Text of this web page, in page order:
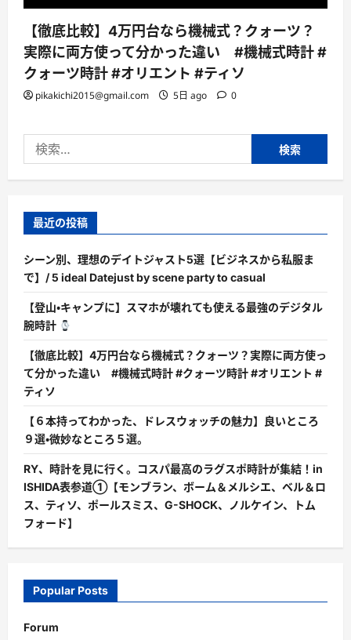
【徹底比較】4万円台なら機械式？クォーツ？
実際に両方使って分かった違い #機械式時計 #
クォーツ時計 #オリエント #ティソ
pikakichi2015@gmail.com 5日 ago 0
索:
最近の投稿
シーン別、理想のデイトジャスト5選【ビジネスから私服ま
で】/ 5 ideal Datejust by scene party to casual
【登山・キャンプに】スマホが壊れても使える最強のデジタル
腕時計
【徹底比較】4万円台なら機械式？クォーツ？実際に両方使っ
て分かった違い #機械式時計 #クォーツ時計 #オリエント #
ティソ
【６本持ってわかった、ドレスウォッチの魅力】良いところ
９選・微妙なところ５選。
RY、時計を見に行く。コスパ最高のラグスポ時計が集結！in
ISHIDA表参道①【モンブラン、ボーム＆メルシエ、ベル＆ロ
ス、ティソ、ポールスミス、G-SHOCK、ノルケイン、トム
フォード】
Popular Posts
Forum